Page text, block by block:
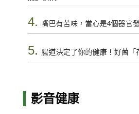
4. 嘴巴有苦味，當心是4個器官
5. 腸道決定了你的健康！好菌「
影音健康